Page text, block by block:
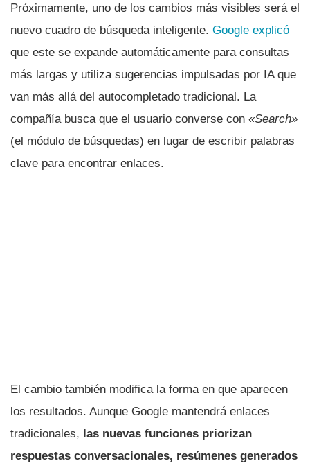
Próximamente, uno de los cambios más visibles será el
nuevo cuadro de búsqueda inteligente. Google explicó
que este se expande automáticamente para consultas
más largas y utiliza sugerencias impulsadas por IA que
van más allá del autocompletado tradicional. La
compañía busca que el usuario converse con «Search»
(el módulo de búsquedas) en lugar de escribir palabras
clave para encontrar enlaces.
El cambio también modifica la forma en que aparecen
los resultados. Aunque Google mantendrá enlaces
tradicionales, las nuevas funciones priorizan
respuestas conversacionales, resúmenes generados